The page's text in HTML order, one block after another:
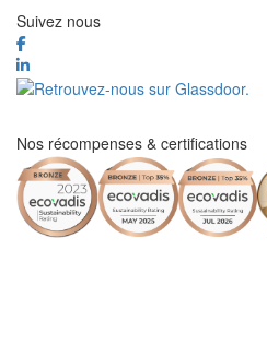
Suivez nous
Nos récompenses & certifications